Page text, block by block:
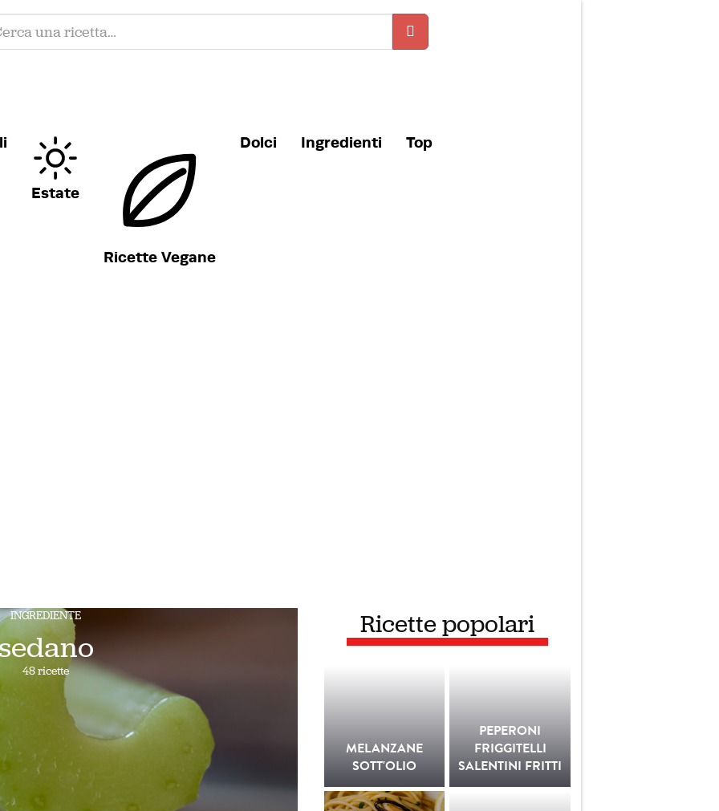
Estate
Ricette Vegane
Dolci Ingredienti Top
INGREDIENTE
48 ricette
Ricette popolari
MELANZANE
SOTT'OLIO
PEPERONI
FRIGGITELLI
SALENTINI FRITTI